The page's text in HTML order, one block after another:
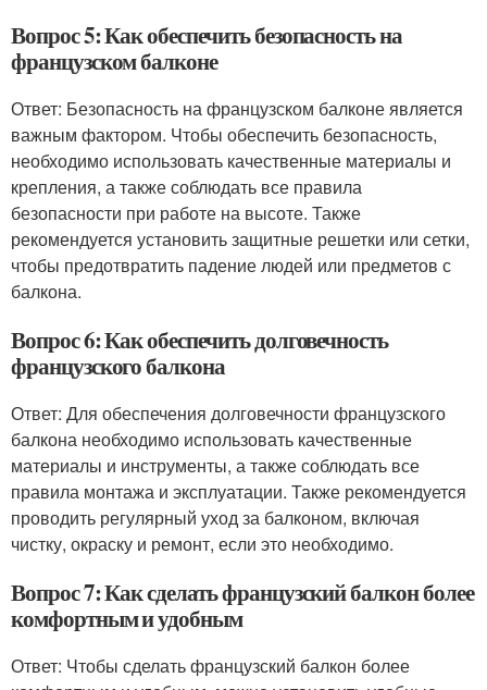
Вопрос 5: Как обеспечить безопасность на
французском балконе
Ответ: Безопасность на французском балконе является
важным фактором. Чтобы обеспечить безопасность,
необходимо использовать качественные материалы и
крепления, а также соблюдать все правила
безопасности при работе на высоте. Также
рекомендуется установить защитные решетки или сетки,
чтобы предотвратить падение людей или предметов с
балкона.
Вопрос 6: Как обеспечить долговечность
французского балкона
Ответ: Для обеспечения долговечности французского
балкона необходимо использовать качественные
материалы и инструменты, а также соблюдать все
правила монтажа и эксплуатации. Также рекомендуется
проводить регулярный уход за балконом, включая
чистку, окраску и ремонт, если это необходимо.
Вопрос 7: Как сделать французский балкон более
комфортным и удобным
Ответ: Чтобы сделать французский балкон более